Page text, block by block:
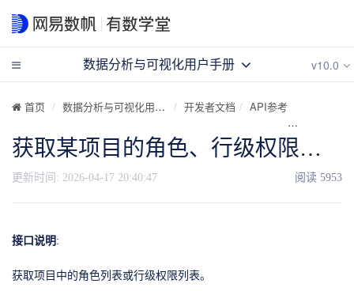
首页 数据分析与可视化用户手册 开发者文档 API参考
获取某项目的角色、行级权限列表的接口
更新时间: 2026-04-17 20:40:47 阅读 5953
接口说明:
获取项目中的角色列表或行级权限列表。
数据分析与可视化用户手册 v10.0